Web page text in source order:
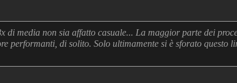
di media non sia affatto casuale... La maggior parte dei
performanti, di solito. Solo ultimamente si è sforato questo